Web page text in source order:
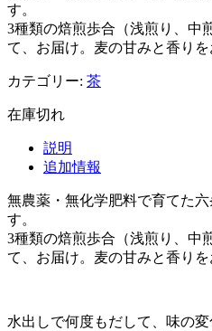
す。
3種類の焙煎歩合（浅煎り、中
て、お届け。麦の甘みと香りを
カテゴリー: 茶
在庫切れ
説明
追加情報
無農薬・無化学肥料で育てた
す。
3種類の焙煎歩合（浅煎り、中
て、お届け。麦の甘みと香りを
水出しで何度もだして、味の